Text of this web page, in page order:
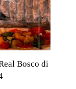
Bosco di